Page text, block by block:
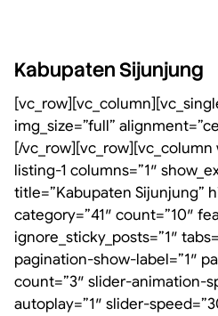
Kabupaten Sijunjung
img_size=”full”
[/
listing-1 columns=”1″
title=”Kabupaten Sijunjung”
category=”41″ count=”10″
ignore_sticky_posts=”1″
pagination-show-label=”1″
count=”3″ slider-animation-
autoplay=”1″ slider-